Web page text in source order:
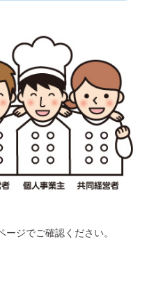
ージでご確認ください。